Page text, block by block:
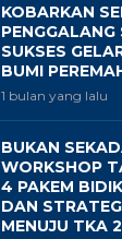
KOBARKAN
PENGGALANG
SUKSES
BUMI
1 bulan yang lalu
BUKAN
WORKSHOP
4 PAKEM
DAN
MENUJU TKA